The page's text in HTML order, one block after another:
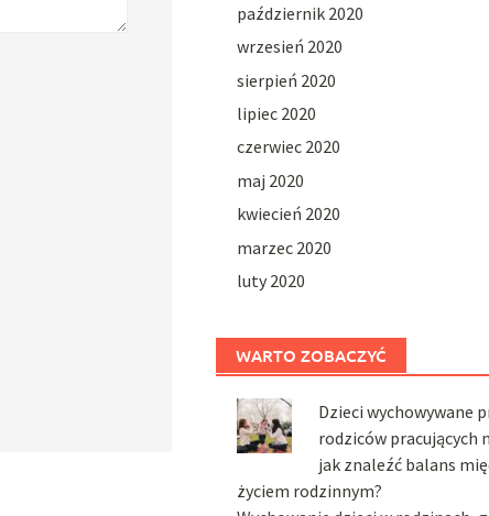
październik 2020
wrzesień 2020
sierpień 2020
lipiec 2020
czerwiec 2020
maj 2020
kwiecień 2020
marzec 2020
luty 2020
WARTO ZOBACZYĆ
Dzieci wychowywane
rodziców pracujących
jak znaleźć balans
życiem rodzinnym?